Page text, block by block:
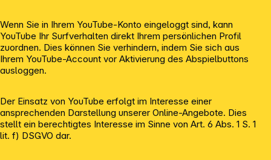
Wenn Sie in Ihrem YouTube-Konto eingeloggt sind, kann
YouTube Ihr Surfverhalten direkt Ihrem persönlichen Profil
zuordnen. Dies können Sie verhindern, indem Sie sich aus
Ihrem YouTube-Account vor Aktivierung des Abspielbuttons
ausloggen.
Der Einsatz von YouTube erfolgt im Interesse einer
ansprechenden Darstellung unserer Online-Angebote. Dies
stellt ein berechtigtes Interesse im Sinne von Art. 6 Abs. 1 S. 1
lit. f) DSGVO dar.